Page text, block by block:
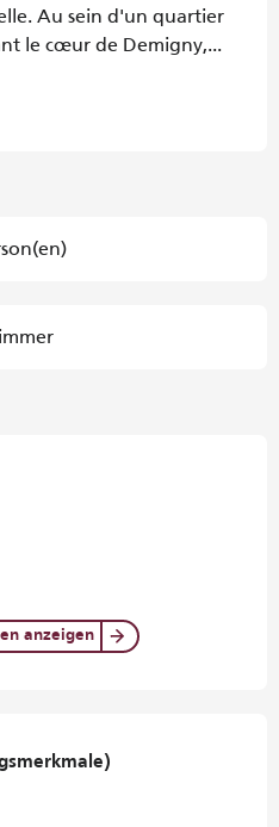
Au sein d'un quartier
le cœur de Demigny,...
anzeigen